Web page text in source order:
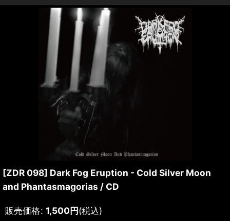
[ZDR 098] Dark Fog Eruption - Cold Silver Moon
and Phantasmagorias / CD
販売価格: 1,500円(税込)